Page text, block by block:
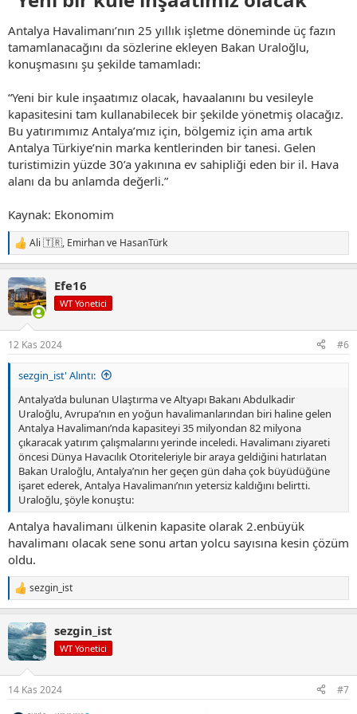
Antalya Havalimanı’nın 25 yıllık işletme döneminde üç fazın
tamamlanacağını da sözlerine ekleyen Bakan Uraloğlu,
konuşmasını şu şekilde tamamladı:
“Yeni bir kule inşaatımız olacak, havaalanını bu vesileyle
kapasitesini tam kullanabilecek bir şekilde yönetmiş olacağız.
Bu yatırımımız Antalya’mız için, bölgemiz için ama artık
Antalya Türkiye’nin marka kentlerinden bir tanesi. Gelen
turistimizin yüzde 30’a yakınına ev sahipliği eden bir il. Hava
alanı da bu anlamda değerli.”
Kaynak: Ekonomim
T
e
k
i
l
:
Ali 🇹🇷, Emirhanve HasanTürk
Efe16
WT Yönetici
12 Kas 2024 #6
sezgin_ist' Alıntı:
Antalya’da bulunan Ulaştırma ve Altyapı Bakanı Abdulkadir
Uraloğlu, Avrupa’nın en yoğun havalimanlarından biri haline gelen
Antalya Havalimanı’nda kapasiteyi 35 milyondan 82 milyona
çıkaracak yatırım çalışmalarını yerinde inceledi. Havalimanı ziyareti
öncesi Dünya Havacılık Otoriteleriyle bir araya geldiğini hatırlatan
Bakan Uraloğlu, Antalya’nın her geçen gün daha çok büyüdüğüne
işaret ederek, Antalya Havalimanı’nın yetersiz kaldığını belirtti.
Uraloğlu, şöyle konuştu:
Antalya havalimanı ülkenin kapasite olarak 2.enbüyük
havalimanı olacak sene sonu artan yolcu sayısına kesin çözüm
oldu.
T
e
k
i
l
:
sezgin_ist
sezgin_ist
WT Yönetici
14 Kas 2024 #7